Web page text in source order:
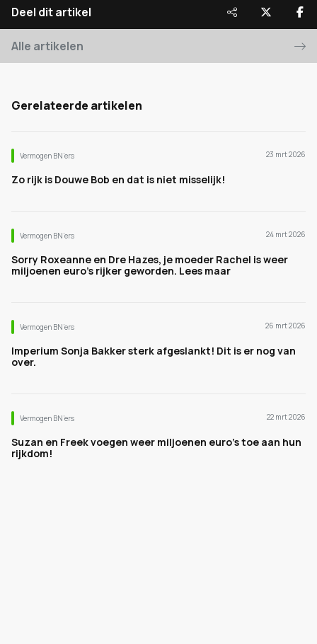
Deel dit artikel
Alle artikelen
Gerelateerde artikelen
Vermogen BN’ers 23 mrt 2026
Zo rijk is Douwe Bob en dat is niet misselijk!
Vermogen BN’ers 24 mrt 2026
Sorry Roxeanne en Dre Hazes, je moeder Rachel is weer
miljoenen euro's rijker geworden. Lees maar
Vermogen BN’ers 26 mrt 2026
Imperium Sonja Bakker sterk afgeslankt! Dit is er nog van
over.
Vermogen BN’ers 22 mrt 2026
Suzan en Freek voegen weer miljoenen euro's toe aan hun
rijkdom!